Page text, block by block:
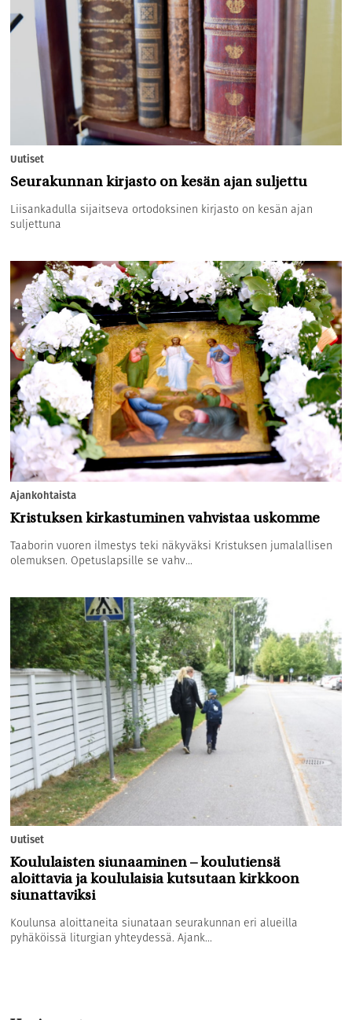
Uutiset
Seurakunnan kirjasto on kesän ajan suljettu
Liisankadulla sijaitseva ortodoksinen kirjasto on kesän ajan
suljettuna
Ajankohtaista
Kristuksen kirkastuminen vahvistaa uskomme
Taaborin vuoren ilmestys teki näkyväksi Kristuksen jumalallisen
olemuksen. Opetuslapsille se vahv...
Uutiset
Koululaisten siunaaminen – koulutiensä
aloittavia ja koululaisia kutsutaan kirkkoon
siunattaviksi
Koulunsa aloittaneita siunataan seurakunnan eri alueilla
pyhäköissä liturgian yhteydessä. Ajank...